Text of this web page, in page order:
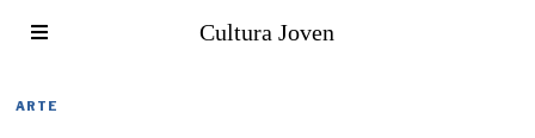
Cultura Joven
ARTE